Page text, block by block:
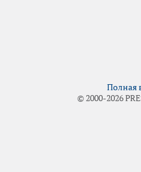
Полная
© 2000-2026